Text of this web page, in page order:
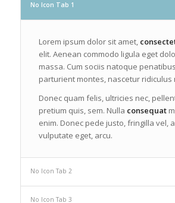
No Icon Tab 1
Lorem ipsum dolor sit amet,
elit. Aenean commodo ligula eget
massa. Cum sociis natoque
parturient montes, nascetur ridiculus
Donec quam felis, ultricies nec,
pretium quis, sem. Nulla consequat
enim. Donec pede justo, fringilla vel,
vulputate eget, arcu.
No Icon Tab 2
No Icon Tab 3